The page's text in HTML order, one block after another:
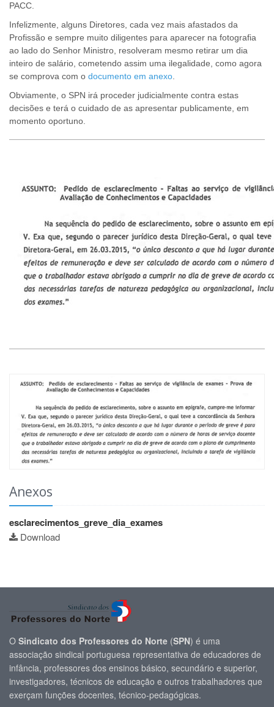
PACC.
Infelizmente, alguns Diretores, cada vez mais afastados da
Profissão e sempre muito diligentes para aparecer na fotografia
ao lado do Senhor Ministro, resolveram mesmo retirar um dia
inteiro de salário, cometendo assim uma ilegalidade, como agora
se comprova com o documento em anexo
Obviamente, o SPN irá proceder judicialmente contra estas
decisões e terá o cuidado de as apresentar publicamente, em
momento oportuno.
Anexos
esclarecimentos_greve_dia_exames
Download
O Sindicato dos Professores do Norte (SPN) é uma
associação sindical portuguesa representativa de educadores de
infância, professores dos ensinos básico, secundário e superior,
investigadores, técnicos de educação e outros trabalhadores que
exerçam funções docentes, técnico-pedagógicas.